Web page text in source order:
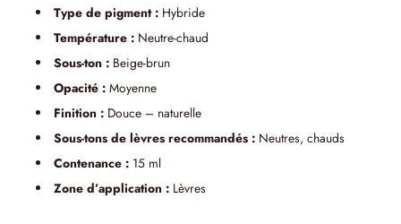
Type de pigment :Hybride
Température :Neutre-chaud
Sous-ton :Beige-brun
Opacité :Moyenne
Finition :Douce – naturelle
Sous-tons de lèvres recommandés :Neutres, chauds
Contenance :15 ml
Zone d’application :Lèvres